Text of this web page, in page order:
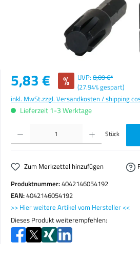
Verkaufspreis:
5,83 € % UVP: 8,09 €*
(27.94% gespart)
inkl. MwSt.zzgl. Versandkosten / shipping
Lieferzeit 1-3 Werktage
Produkt Anzahl: Gib den gewünschten Wert ein oder
Stück
Zum Merkzettel hinzufügen
Produktnummer:4042146054192
EAN:4042146054192
>> Hier weitere Artikel vom Hersteller <<
Dieses Produkt weiterempfehlen: